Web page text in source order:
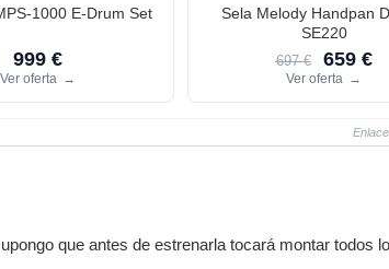
1000 E-Drum Set
999 €
Ver oferta →
Sela Melody Handpan
SE220
697 € 659 €
Ver oferta →
que antes de estrenarla tocará montar todos